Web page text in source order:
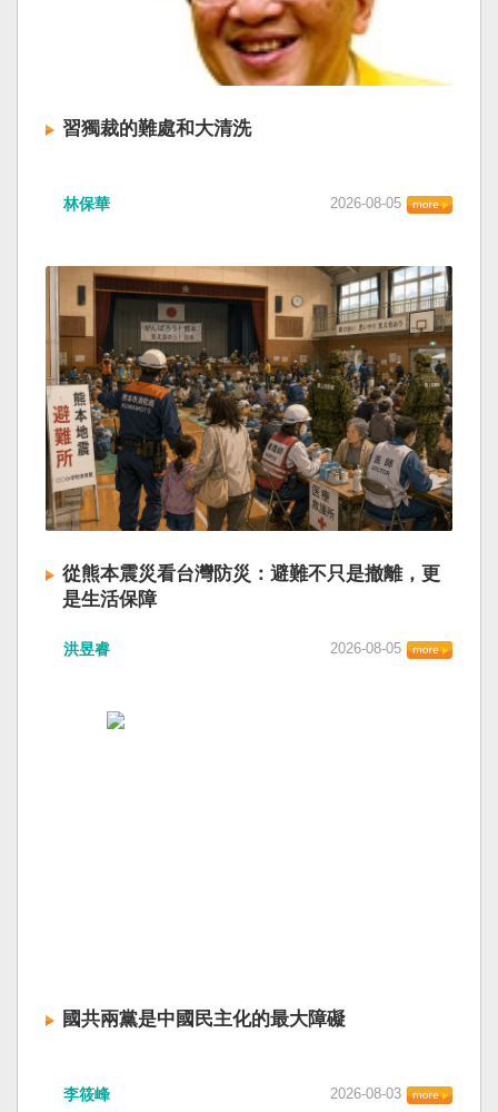
習獨裁的難處和大清洗
林保華 2026-08-05
從熊本震災看台灣防災：避難不只是撤離，更
是生活保障
洪昱睿 2026-08-05
國共兩黨是中國民主化的最大障礙
李筱峰 2026-08-03